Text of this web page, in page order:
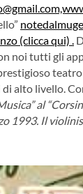
(clicca qui) .
noi tutti gli
di alto livello.
al
1993. Il